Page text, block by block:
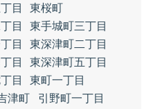
目
東桜町
目
東手城町三丁目
目
東深津町二丁目
目
東深津町五丁目
目
東町一丁目
津町
引野町一丁目